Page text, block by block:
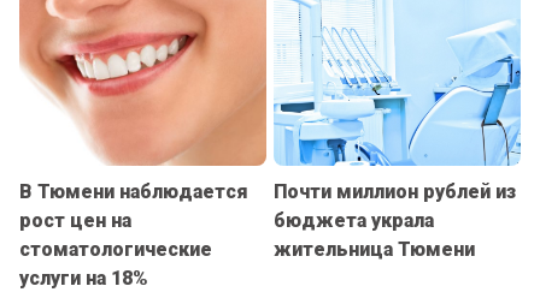
В Тюмени наблюдается
рост цен на
стоматологические
услуги на 18%
Почти миллион рублей из
бюджета украла
жительница Тюмени